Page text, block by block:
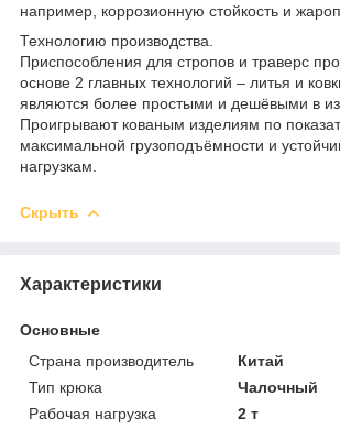
например, коррозионную стойкость и
Технологию производства.
Приспособления для стропов и траверс
основе 2 главных технологий – литья и
являются более простыми и дешёвыми в
Проигрывают кованым изделиям по
максимальной грузоподъёмности и
нагрузкам.
Скрыть
Характеристики
Основные
Страна производитель
Китай
Тип крюка
Чалочный
Рабочая нагрузка
2 т